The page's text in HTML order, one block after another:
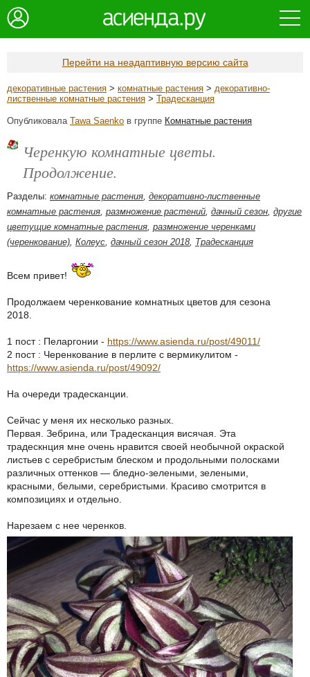
Перейти на неадаптивную версию сайта
декоративные растения > комнатные растения > декоративно-
лиственные комнатные растения > Традесканция
Опубликовала Tawa Saenko в группе Комнатные растения
Черенкую комнатные цветы.
Продолжение.
Разделы: комнатные растения, декоративно-лиственные
комнатные растения, размножение растений, дачный сезон, другие
цветущие комнатные растения, размножение черенками
(черенкование), Колеус, дачный сезон 2018, Традесканция
Всем привет!
Продолжаем черенкование комнатных цветов для сезона
2018.
1 пост : Пеларгонии - https://www.asienda.ru/post/49011/
2 пост : Черенкование в перлите с вермикулитом -
https://www.asienda.ru/post/49092/
На очереди традесканции.
Сейчас у меня их несколько разных.
Первая. Зебрина, или Традесканция висячая. Эта
традескнция мне очень нравится своей необычной окраской
листьев с серебристым блеском и продольными полосками
различных оттенков — бледно-зелеными, зелеными,
красными, белыми, серебристыми. Красиво смотрится в
композициях и отдельно.
Нарезаем с нее черенков.